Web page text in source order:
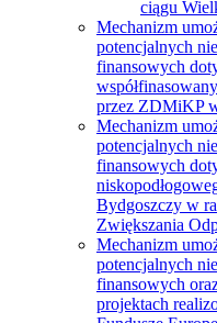
ciągu
Mechanizm
potencjalnych
finansowych
przez ZDMiKP
Mechanizm
potencjalnych
finansowych
Bydgoszczy w
Zwiększania
Mechanizm
potencjalnych
finansowych
projektach